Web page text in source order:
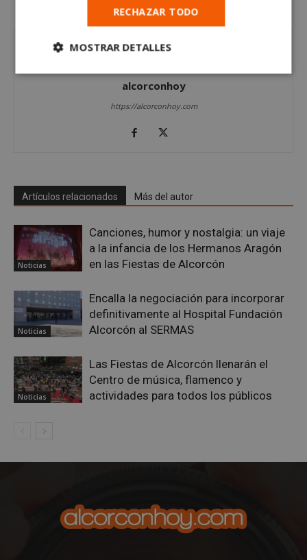
alcorconhoy
https://alcorconhoy.com
Artículos relacionados Más del autor
Noticias
Canciones, humor y nostalgia: un viaje
a la infancia de los Hermanos Aragón
en las Fiestas de Alcorcón
Noticias
Encalla la negociación para incorporar
definitivamente al Hospital Fundación
Alcorcón al SERMAS
Noticias
Las Fiestas de Alcorcón llenarán el
Centro de música, flamenco y
actividades para todos los públicos
RECHAZAR TODO
MOSTRAR DETALLES
Cookies
estrictamente
Cookies de
rendimiento
Cookies estrictamente necesarias
Cookies de rendimiento
Cookies de funcionalidad
Cookies no clasificadas
PHPSESSID
PHP.net
alcorconhoy.com